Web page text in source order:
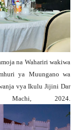
na Wahariri wakiwa
ya Muungano wa
vya Ikulu Jijini Dar
2024.